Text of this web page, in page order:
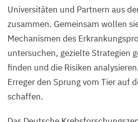
Universitäten und Partnern aus
zusammen. Gemeinsam wollen
Mechanismen des
untersuchen, gezielte Strategien
finden und die Risiken
Erreger den Sprung vom Tier auf
schaffen.